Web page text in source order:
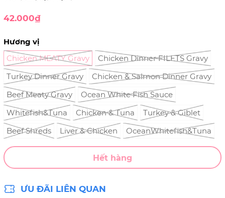
42.000₫
Hương vị
Chicken MEATY Gravy
Chicken Dinner FILETS Gravy
Turkey Dinner Gravy
Chicken & Salmon Dinner Gravy
Beef Meaty Gravy
Ocean White Fish Sauce
Whitefish&Tuna
Chicken & Tuna
Turkey & Giblet
Beef Shreds
Liver & Chicken OceanWhitefish&Tuna
Hết hàng
ƯU ĐÃI LIÊN QUAN